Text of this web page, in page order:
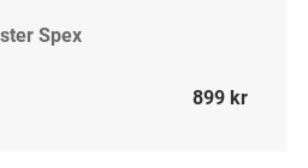
Spex
899 kr